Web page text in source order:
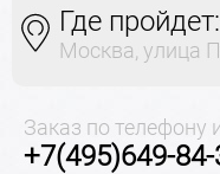
Где пройдет:
Москва, улица
Заказ по телефону
+7(495)649-